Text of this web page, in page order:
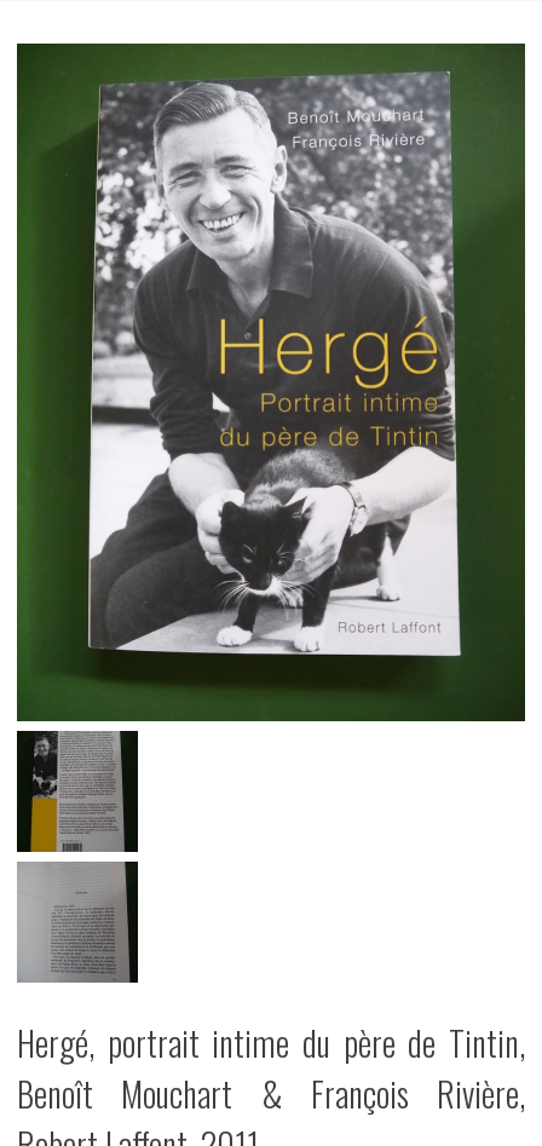
Hergé, portrait intime du père de Tintin,
Benoît Mouchart & François Rivière,